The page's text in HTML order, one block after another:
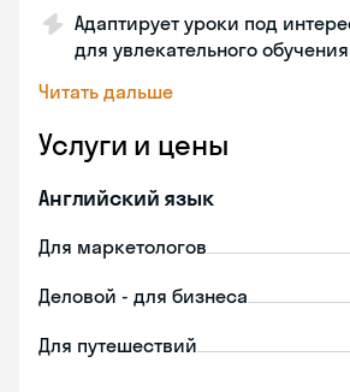
Адаптирует уроки под
для увлекательного обучения
Читать дальше
Услуги и цены
Английский язык
Для маркетологов
Деловой - для бизнеса
Для путешествий